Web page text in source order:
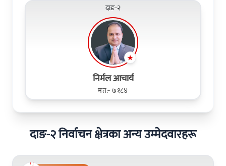
दाङ-२
निर्मल आचार्य
मत:- ७१८४
दाङ-२ निर्वाचन क्षेत्रका अन्य उम्मेदवारहरू